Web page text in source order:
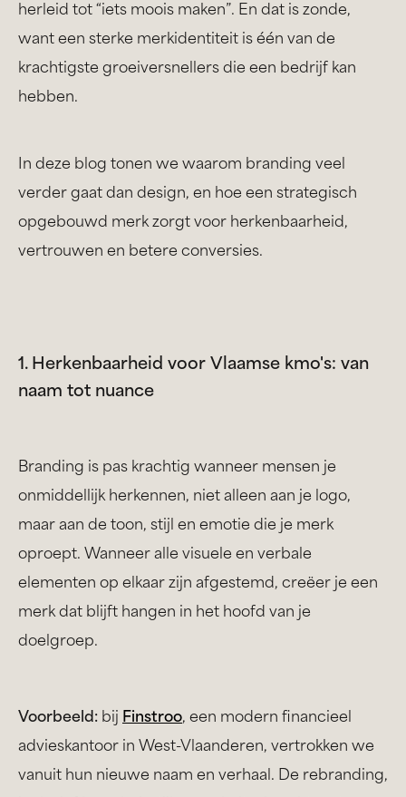
herleid tot “iets moois maken”. En dat is zonde,
want een sterke merkidentiteit is één van de
krachtigste groeiversnellers die een bedrijf kan
hebben.
In deze blog tonen we waarom branding veel
verder gaat dan design, en hoe een strategisch
opgebouwd merk zorgt voor herkenbaarheid,
vertrouwen en betere conversies.
1. Herkenbaarheid voor Vlaamse kmo's: van
naam tot nuance
Branding is pas krachtig wanneer mensen je
onmiddellijk herkennen, niet alleen aan je logo,
maar aan de toon, stijl en emotie die je merk
oproept. Wanneer alle visuele en verbale
elementen op elkaar zijn afgestemd, creëer je een
merk dat blijft hangen in het hoofd van je
doelgroep.
Voorbeeld: bij Finstroo, een modern financieel
advieskantoor in West-Vlaanderen, vertrokken we
vanuit hun nieuwe naam en verhaal. De rebranding,